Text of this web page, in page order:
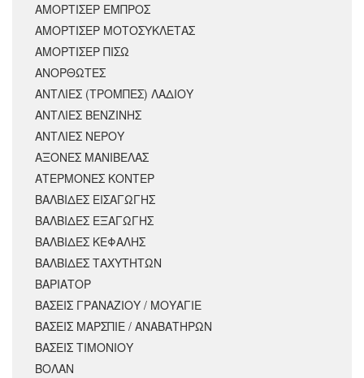
ΑΜΟΡΤΙΣΕΡ ΕΜΠΡΟΣ
ΑΜΟΡΤΙΣΈΡ ΜΟΤΟΣΥΚΛΈΤΑΣ
ΑΜΟΡΤΙΣΕΡ ΠΙΣΩ
ΑΝΟΡΘΩΤΕΣ
ΑΝΤΛΙΕΣ (ΤΡΟΜΠΕΣ) ΛΑΔΙΟΥ
ΑΝΤΛΙΕΣ ΒΕΝΖΙΝΗΣ
ΑΝΤΛΙΕΣ ΝΕΡΟΥ
ΑΞΟΝΕΣ ΜΑΝΙΒΕΛΑΣ
ΑΤΕΡΜΟΝΕΣ ΚΟΝΤΕΡ
ΒΑΛΒΙΔΕΣ ΕΙΣΑΓΩΓΗΣ
ΒΑΛΒΙΔΕΣ ΕΞΑΓΩΓΗΣ
ΒΑΛΒΙΔΕΣ ΚΕΦΑΛΗΣ
ΒΑΛΒΙΔΕΣ ΤΑΧΥΤΗΤΩΝ
ΒΑΡΙΑΤΟΡ
ΒΑΣΕΙΣ ΓΡΑΝΑΖΙΟΥ / ΜΟΥΑΓΙΕ
ΒΑΣΕΙΣ ΜΑΡΣΠΙΕ / ΑΝΑΒΑΤΗΡΩΝ
ΒΑΣΕΙΣ ΤΙΜΟΝΙΟΥ
ΒΟΛΑΝ